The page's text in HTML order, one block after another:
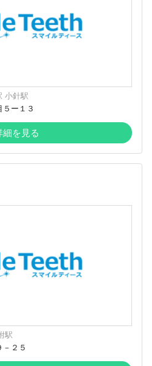
小針駅
ー１３
細を見る
駅
２５